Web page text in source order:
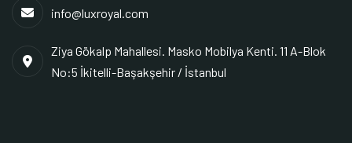
info@luxroyal.com
Ziya Gökalp Mahallesi. Masko Mobilya Kenti. 11 A-Blok
No:5 İkitelli-Başakşehir / İstanbul